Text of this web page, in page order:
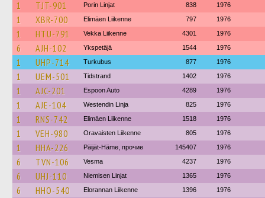
1 TJT-901 Porin Linjat 838 1976
1 XBR-700 Elimäen Liikenne 797 1976
1 HTU-791 Vekka Liikenne 4301 1976
6 AJH-102 Ykspetäjä 1544 1976
1 UHP-714 Turkubus 877 1976
1 UEM-501 Tidstrand 1402 1976
1 AJC-201 Espoon Auto 4289 1976
1 AJE-104 Westendin Linja 825 1976
1 RNS-742 Elimäen Liikenne 1518 1976
1 VEH-980 Oravaisten Liikenne 805 1976
1 HHA-226 Päijät-Häme, прочие 145407 1976
6 TVN-106 Vesma 4237 1976
6 UHJ-110 Niemisen Linjat 1365 1976
6 HHO-540 Elorannan Liikenne 1396 1976